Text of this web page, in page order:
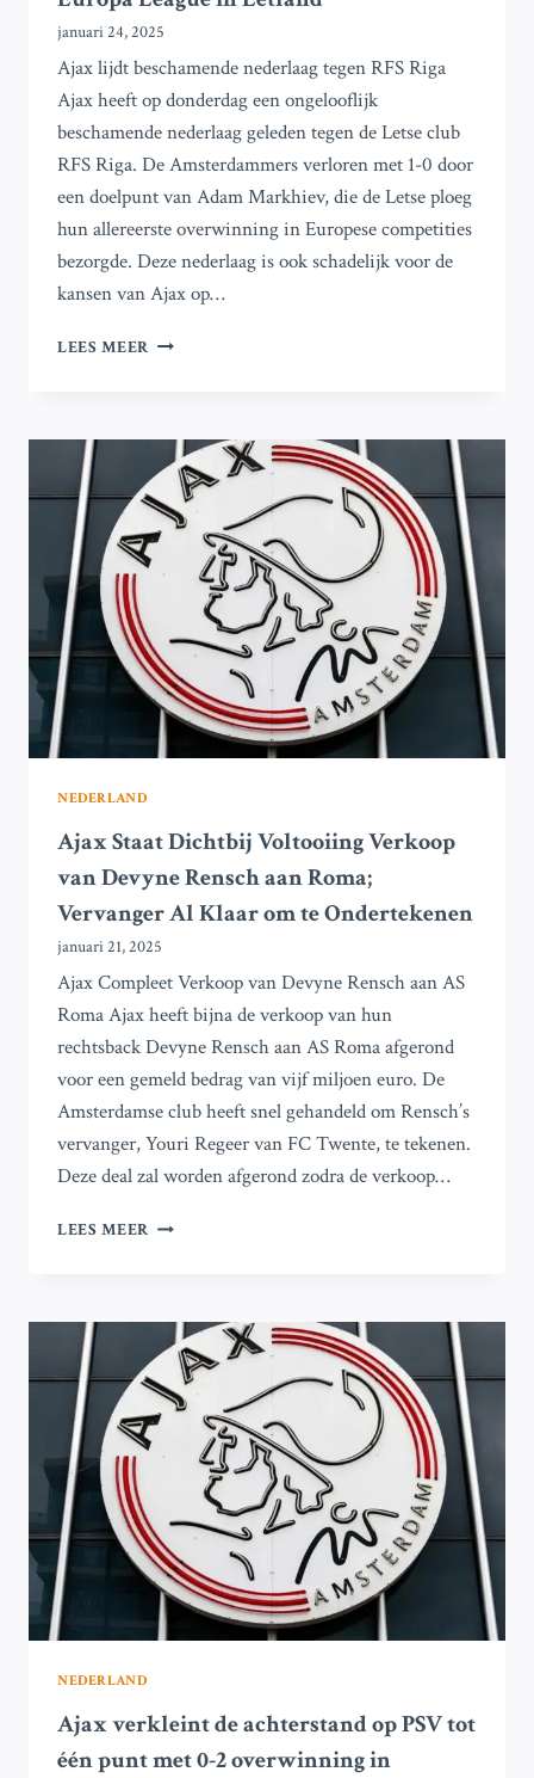
januari 24, 2025
Ajax lijdt beschamende nederlaag tegen RFS Riga
Ajax heeft op donderdag een ongelooflijk
beschamende nederlaag geleden tegen de Letse club
RFS Riga. De Amsterdammers verloren met 1-0 door
een doelpunt van Adam Markhiev, die de Letse ploeg
hun allereerste overwinning in Europese competities
bezorgde. Deze nederlaag is ook schadelijk voor de
kansen van Ajax op…
LEES MEER AJAX
0
VAN
RFS
IN
DE
UEFA
EUROPA
LEAGUE
IN
LETLAND
NEDERLAND
Ajax Staat Dichtbij Voltooiing Verkoop
van Devyne Rensch aan Roma;
Vervanger Al Klaar om te Ondertekenen
januari 21, 2025
Ajax Compleet Verkoop van Devyne Rensch aan AS
Roma Ajax heeft bijna de verkoop van hun
rechtsback Devyne Rensch aan AS Roma afgerond
voor een gemeld bedrag van vijf miljoen euro. De
Amsterdamse club heeft snel gehandeld om Rensch’s
vervanger, Youri Regeer van FC Twente, te tekenen.
Deze deal zal worden afgerond zodra de verkoop…
LEES MEER AJAX
VERKOOP
VAN
DEVYNE
RENSCH
AAN
ROMA;
VERVANGER
KLAAR
OM
TE
ONDERTEKENEN
NEDERLAND
Ajax verkleint de achterstand op PSV tot
één punt met 0-2 overwinning in